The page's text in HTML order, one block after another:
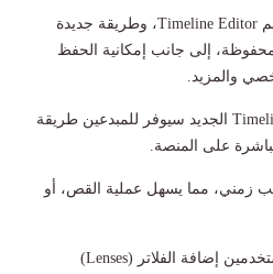
وتشمل التحديثات أداة جديدة باسم Timeline Editor، وطريقة جديدة
إلى جانب إمكانية الحفظ
والمزيد.
وتوضح سناب شات أن Timeline Editor الجديد سيوفر للمبدعين طريقة
على المنصة.
زمني، مما يسهل عملية القص، أو
وبعد ضبط التسلسل، يمكن للمستخدمين إضافة الفلاتر (Lenses)